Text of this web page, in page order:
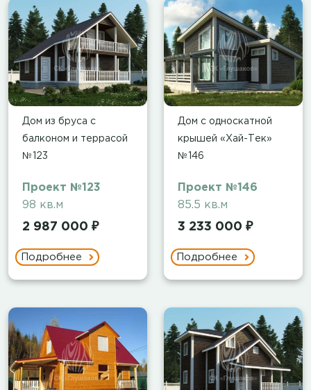
Дом из бруса с
балконом и террасой
№123
Проект №123
98 кв.м
2 987 000 ₽
Подробнее
Дом с односкатной
крышей «Хай-Тек»
№146
Проект №146
85.5 кв.м
3 233 000 ₽
Подробнее